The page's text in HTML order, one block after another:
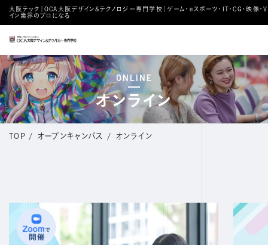
大阪テック｜OCA⼤阪デザイン&テクノロジー専⾨学校｜ゲーム・eスポーツ・IT・CG・映像・
イン業界のプロになる
ONLINE
オンライン
TOP / オープンキャンパス / オンライン